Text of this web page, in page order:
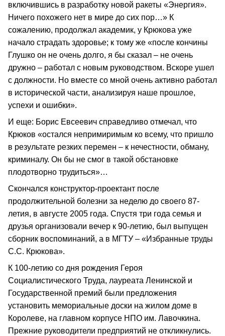
включившись в разработку новой ракеты «Энергия».
Ничего похожего нет в мире до сих пор…» К
сожалению, продолжал академик, у Крюкова уже
начало страдать здоровье; к тому же «после кончины
Глушко он не очень долго, я бы сказал – не очень
дружно – работал с новым руководством. Вскоре ушел
с должности. Но вместе со мной очень активно работал
в исторической части, анализируя наше прошлое,
успехи и ошибки».
И еще: Борис Евсеевич справедливо отмечал, что
Крюков «остался непримиримым ко всему, что пришло
в результате резких перемен – к нечестности, обману,
криминалу. Он бы не смог в такой обстановке
плодотворно трудиться»…
Скончался конструктор-проектант после
продолжительной болезни за неделю до своего 87-
летия, в августе 2005 года. Спустя три года семья и
друзья организовали вечер к 90-летию, был выпущен
сборник воспоминаний, а в МГТУ – «Избранные труды
С.С. Крюкова».
К 100-летию со дня рождения Героя
Социалистического Труда, лауреата Ленинской и
Государственной премий были предложения
установить мемориальные доски на жилом доме в
Королеве, на главном корпусе НПО им. Лавочкина.
Прежние руководители предприятий не откликнулись.